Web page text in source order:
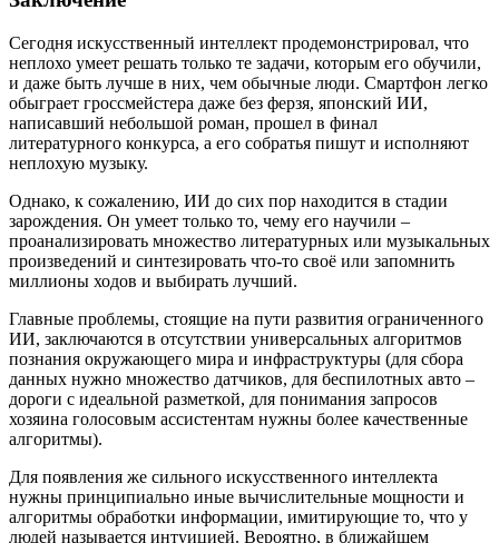
Сегодня искусственный интеллект продемонстрировал, что
неплохо умеет решать только те задачи, которым его обучили,
и даже быть лучше в них, чем обычные люди. Смартфон легко
обыграет гроссмейстера даже без ферзя, японский ИИ,
написавший небольшой роман, прошел в финал
литературного конкурса, а его собратья пишут и исполняют
неплохую музыку.
Однако, к сожалению, ИИ до сих пор находится в стадии
зарождения. Он умеет только то, чему его научили –
проанализировать множество литературных или музыкальных
произведений и синтезировать что-то своё или запомнить
миллионы ходов и выбирать лучший.
Главные проблемы, стоящие на пути развития ограниченного
ИИ, заключаются в отсутствии универсальных алгоритмов
познания окружающего мира и инфраструктуры (для сбора
данных нужно множество датчиков, для беспилотных авто –
дороги с идеальной разметкой, для понимания запросов
хозяина голосовым ассистентам нужны более качественные
алгоритмы).
Для появления же сильного искусственного интеллекта
нужны принципиально иные вычислительные мощности и
алгоритмы обработки информации, имитирующие то, что у
людей называется интуицией. Вероятно, в ближайшем